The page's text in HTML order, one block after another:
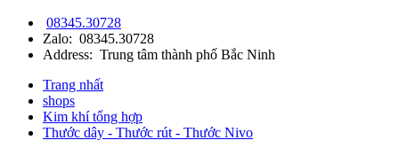
08345.30728
Zalo: 08345.30728
Address: Trung tâm thành phố Bắc Ninh
Trang nhất
shops
Kim khí tổng hợp
Thước dây - Thước rút - Thước Nivo